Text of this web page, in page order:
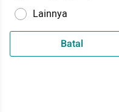
Lainnya
Batal